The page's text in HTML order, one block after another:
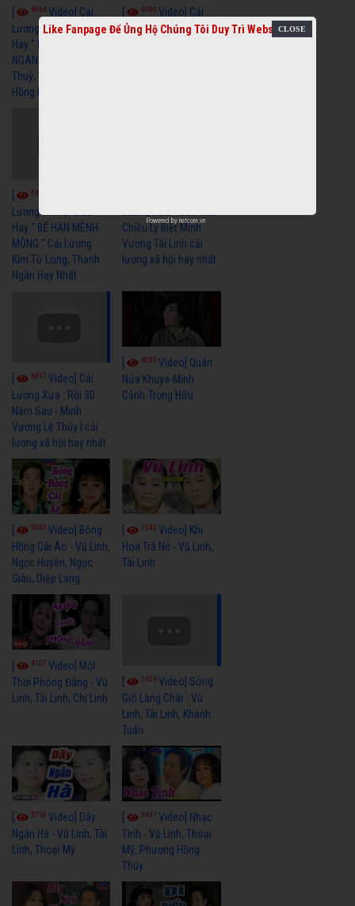
6964Video] Cải
Lương Xã Hội Siêu
Hay " LỠ BƯỚC SANG
NGANG " Cải Lương Lệ
Thuỷ, Thanh Tuấn,
Hồng Nga
6380Video] Cải
Lương Xưa Một Thuở
5456
Lương Xã Hội Siêu
Hay " BỂ HẬN MÊNH
MÔNG " Cải Lương
Kim Tử Long, Thanh
Ngân Hay Nhất
Chiều Ly Biệt Minh
Vương Tài Linh cải
lương xã hội hay nhất
6317 Video] Cải
Lương Xưa : Rồi 30
Năm Sau - Minh
Vương Lệ Thủy | cải
lương xã hội hay nhất
6035Video] Quán
Nửa Khuya-Minh
Cảnh-Trọng Hữu
9050 Video] Bông
Hồng Cài Áo - Vũ Linh,
Ngọc Huyền, Ngọc
Giàu, Diệp Lang
7343Video] Khi
Hoa Trà Nở - Vũ Linh,
Tài Linh
4107 Video] Một
Thời Phóng Đãng - Vũ
Linh, Tài Linh, Chí Linh
3656Video] Sóng
Gió Làng Chài - Vũ
Linh, Tài Linh, Khánh
Tuấn
3765 Video] Dãy
Ngân Hà - Vũ Linh, Tài
Linh, Thoại Mỹ
3437Video] Nhạc
Tình - Vũ Linh, Thoại
Mỹ, Phương Hồng
Thủy
Like Fanpage Để Ủng Hộ Chúng Tôi Duy Trì Website
Powered by netcore.vn